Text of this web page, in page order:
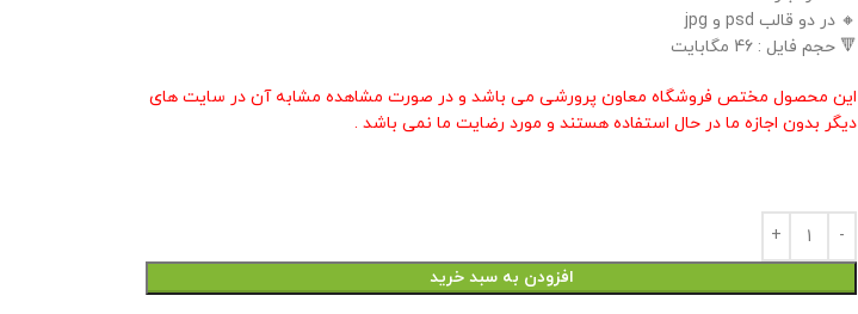
🔸 در دو قالب psd و jpg
🔻 حجم فایل : 46 مگابایت
این محصول مختص فروشگاه معاون پرورشی می باشد و در صورت مشاهده مشابه آن در سایت های
دیگر بدون اجازه ما در حال استفاده هستند و مورد رضایت ما نمی باشد .
افزودن به سبد خرید